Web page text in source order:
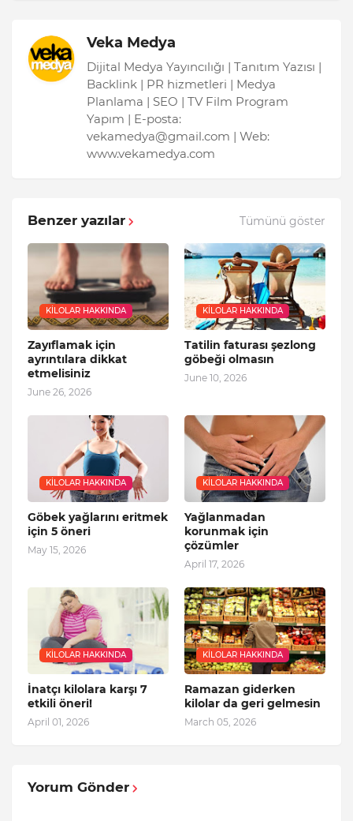
Veka Medya
Dijital Medya Yayıncılığı | Tanıtım Yazısı |
Backlink | PR hizmetleri | Medya
Planlama | SEO | TV Film Program
Yapım | E-posta:
vekamedya@gmail.com | Web:
www.vekamedya.com
Benzer yazılar Tümünü göster
KILOLAR HAKKINDA
Zayıflamak için
ayrıntılara dikkat
etmelisiniz
June 26, 2026
KILOLAR HAKKINDA
Tatilin faturası şezlong
göbeği olmasın
June 10, 2026
KILOLAR HAKKINDA
Göbek yağlarını eritmek
için 5 öneri
May 15, 2026
KILOLAR HAKKINDA
Yağlanmadan
korunmak için
çözümler
April 17, 2026
KILOLAR HAKKINDA
İnatçı kilolara karşı 7
etkili öneri!
April 01, 2026
KILOLAR HAKKINDA
Ramazan giderken
kilolar da geri gelmesin
March 05, 2026
Yorum Gönder